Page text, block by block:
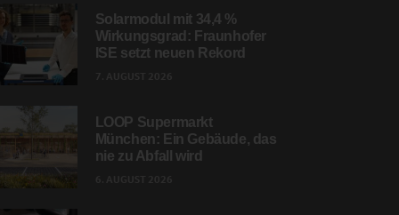
Solarmodul mit 34,4 %
Wirkungsgrad: Fraunhofer
ISE setzt neuen Rekord
LOOP Supermarkt
München: Ein Gebäude, das
nie zu Abfall wird